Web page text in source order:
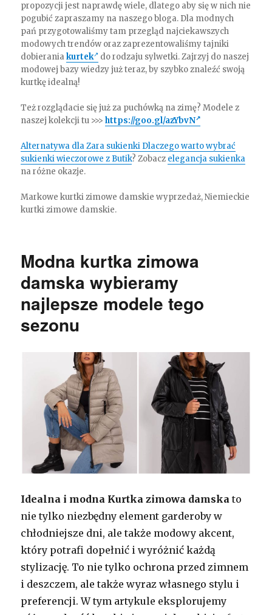
propozycji jest naprawdę wiele, dlatego aby się w nich nie
pogubić zapraszamy na naszego bloga. Dla modnych
pań przygotowaliśmy tam przegląd najciekawszych
modowych trendów oraz zaprezentowaliśmy tajniki
dobieraniakurtek
do rodzaju sylwetki. Zajrzyj do naszej
modowej bazy wiedzy już teraz, by szybko znaleźć swoją
kurtkę idealną!
Też rozglądacie się już za puchówką na zimę? Modele z
naszej kolekcji tu >>>https://goo.gl/azYbvN
Alternatywa dla Zara sukienki Dlaczego warto wybrać
sukienki wieczorowe z Butik? Zobacz elegancja sukienka
na różne okazje.
Markowe kurtki zimowe damskie wyprzedaż, Niemieckie
kurtki zimowe damskie.
Modna kurtka zimowa
damska wybieramy
najlepsze modele tego
sezonu
Idealna i modna Kurtka zimowa damska to
nie tylko niezbędny element garderoby w
chłodniejsze dni, ale także modowy akcent,
który potrafi dopełnić i wyróżnić każdą
stylizację. To nie tylko ochrona przed zimnem
i deszczem, ale także wyraz własnego stylu i
preferencji. W tym artykule eksplorujemy